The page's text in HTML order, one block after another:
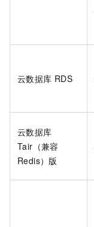
云数据库 RDS
云数据库
Tair（兼容
Redis）版